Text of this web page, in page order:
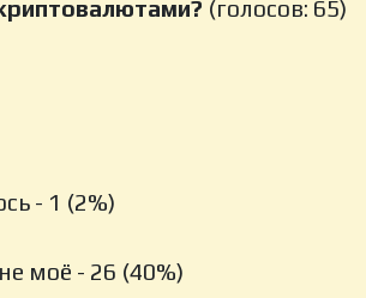
(голосов: 65)
- 1 (2%)
моё - 26 (40%)